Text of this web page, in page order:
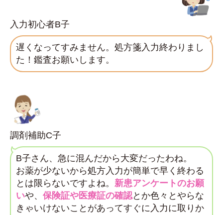
入力初心者B子
遅くなってすみません。処方箋入力終わりまし
た！鑑査お願いします。
調剤補助C子
B子さん、急に混んだから大変だったわね。
お薬が少ないから処方入力が簡単で早く終わる
とは限らないですよね。 新患アンケートのお願
いや、 保険証や医療証の確認とか色々とやらな
きゃいけないことがあってすぐに入力に取りか